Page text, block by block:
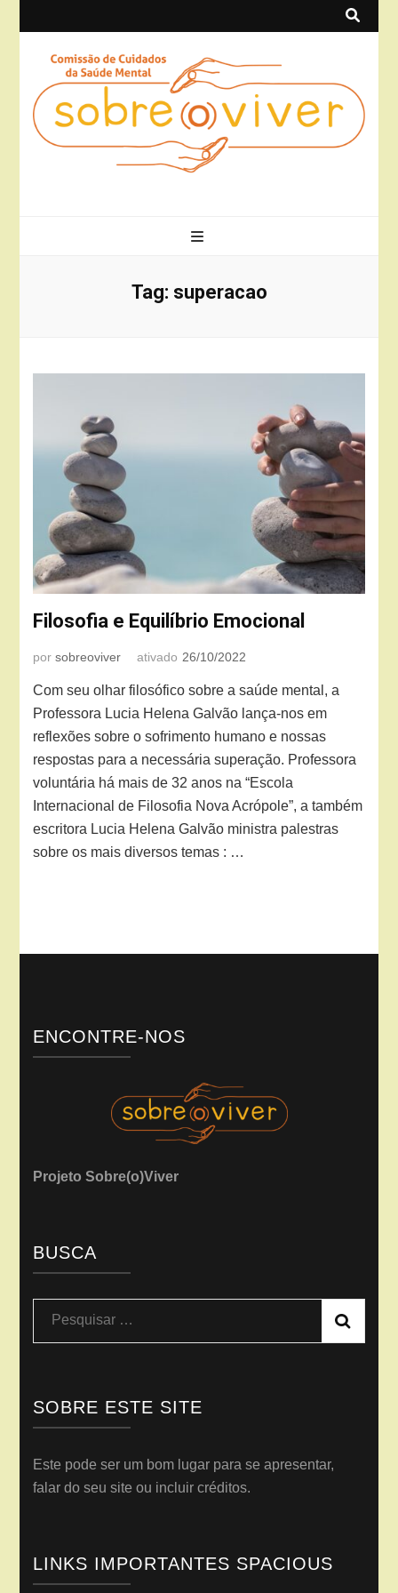
Tag: superacao
Filosofia e Equilíbrio Emocional
porsobreoviver ativado 26/10/2022
Com seu olhar filosófico sobre a saúde mental, a
Professora Lucia Helena Galvão lança-nos em
reflexões sobre o sofrimento humano e nossas
respostas para a necessária superação. Professora
voluntária há mais de 32 anos na “Escola
Internacional de Filosofia Nova Acrópole”, a também
escritora Lucia Helena Galvão ministra palestras
sobre os mais diversos temas : …
ENCONTRE-NOS
Projeto Sobre(o)Viver
BUSCA
Pesquisar
por:
SOBRE ESTE SITE
Este pode ser um bom lugar para se apresentar,
falar do seu site ou incluir créditos.
LINKS IMPORTANTES SPACIOUS